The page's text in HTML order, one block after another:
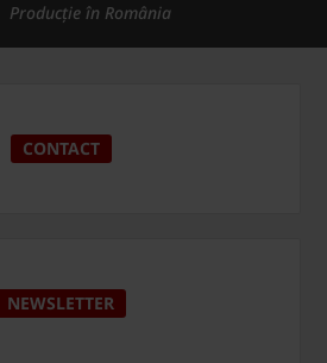
Producție în România
CONTACT
NEWSLETTER